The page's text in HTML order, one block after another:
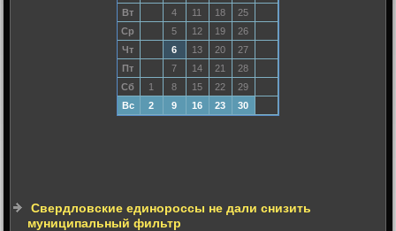
Вт
4 11 18
25
Ср
5 12 19
26
Чт
6 13 20
27
Пт
7 14 21
28
Сб
1 8 15 22
29
Вс
2 9 16 23 30
Свердловские единороссы не дали снизить
муниципальный фильтр